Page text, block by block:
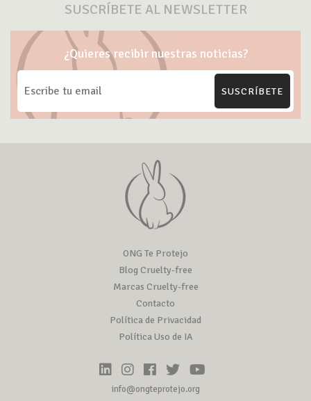
SUSCRÍBETE AL NEWSLETTER
¿Quieres recibir nuestras noticias?
SUSCRÍBETE
ONG Te Protejo
Blog Cruelty-free
Marcas Cruelty-free
Contacto
Política de Privacidad
Política Uso de IA
info@ongteprotejo.org